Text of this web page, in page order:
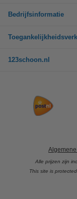
Bedrijfsinformatie
123schoon.nl
Alle prijzen zijn
This site is